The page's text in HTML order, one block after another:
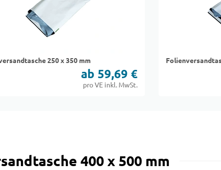
250 x 350 mm
ab 59,69 €
pro VE inkl. MwSt.
400 x 500 mm